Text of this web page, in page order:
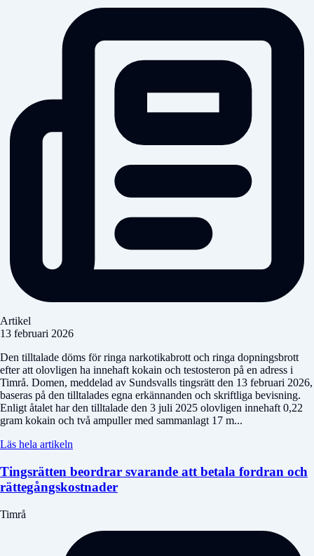
Artikel
13 februari 2026
Den tilltalade döms för ringa narkotikabrott och ringa dopningsbrott
efter att olovligen ha innehaft kokain och testosteron på en adress i
Timrå. Domen, meddelad av Sundsvalls tingsrätt den 13 februari 2026,
baseras på den tilltalades egna erkännanden och skriftliga bevisning.
Enligt åtalet har den tilltalade den 3 juli 2025 olovligen innehaft 0,22
gram kokain och två ampuller med sammanlagt 17 m...
Läs hela artikeln
Tingsrätten beordrar svarande att betala fordran och
rättegångskostnader
Timrå